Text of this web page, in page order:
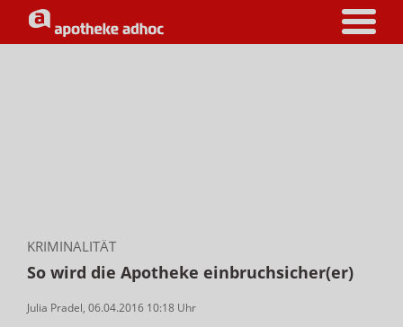
KRIMINALITÄT
So wird die Apotheke einbruchsicher(er)
Julia Pradel, 06.04.2016 10:18 Uhr